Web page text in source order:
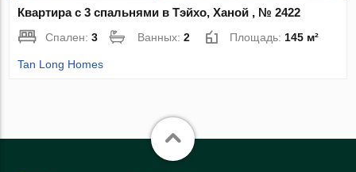
Квартира с 3 спальнями в Тэйхо, Ханой , № 2422
Спален:3 Ванных:2 Площадь: 145 м²
Tan Long Homes